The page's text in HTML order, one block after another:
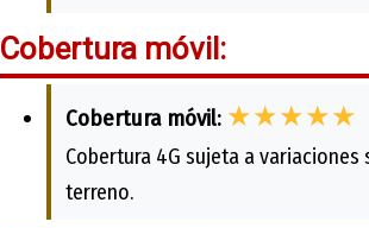
Cobertura móvil:
Cobertura móvil: ★★★★★
Cobertura 4G sujeta a
terreno.